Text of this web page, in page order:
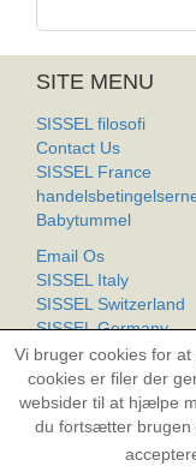
Vi bruger cookies for
cookies er filer der
websider til at hjælpe
du fortsætter brugen
SITE MENU
SISSEL filosofi
Contact Us
SISSEL France
Babytummel
Email Os
SISSEL Italy
SISSEL Switzerland
SISSEL Germany
SISSEL Worldwide
Produkt Liste
All rights